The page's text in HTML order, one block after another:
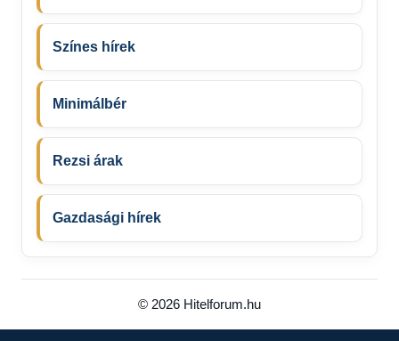
Színes hírek
Minimálbér
Rezsi árak
Gazdasági hírek
© 2026 Hitelforum.hu